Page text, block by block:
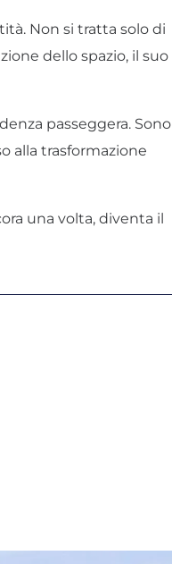
Non si tratta solo di
dello spazio, il suo
passeggera. Sono
alla trasformazione
una volta, diventa il